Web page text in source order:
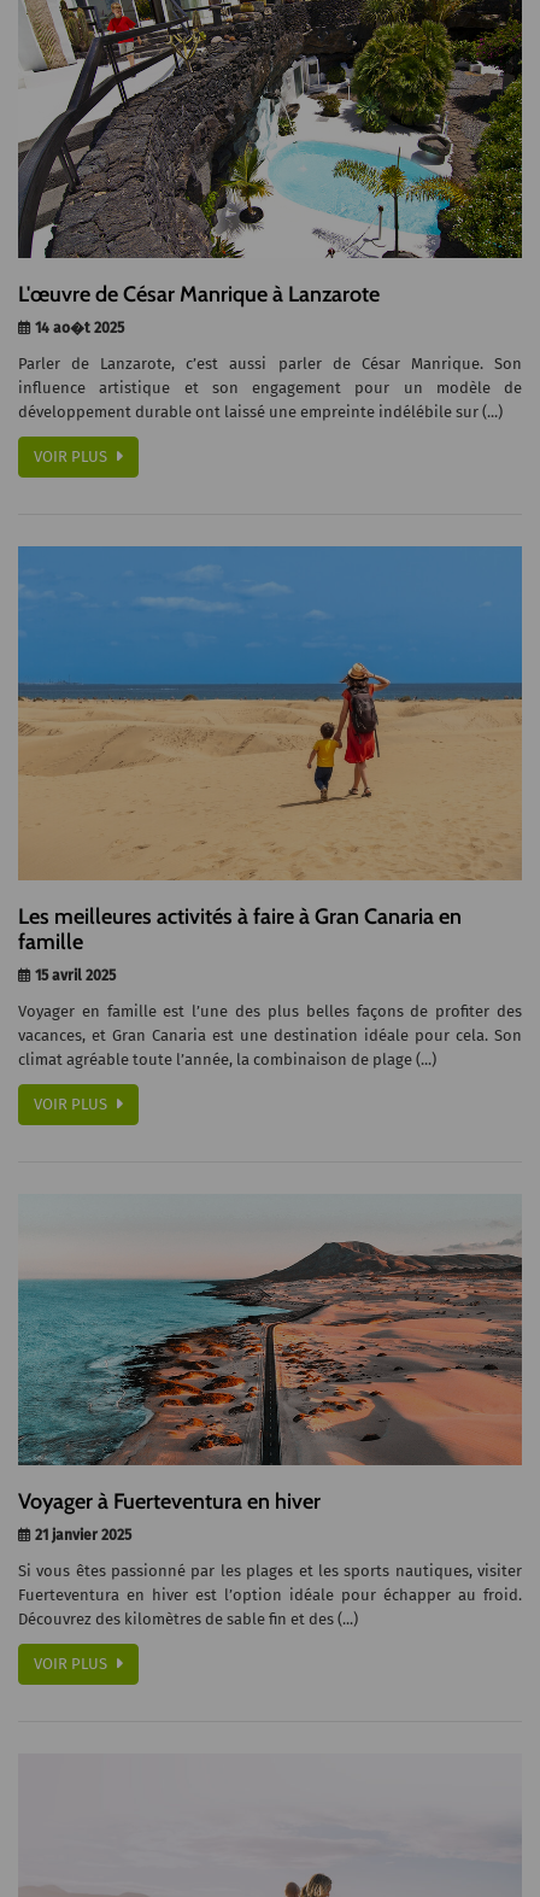
L'œuvre de César Manrique à Lanzarote
14 ao�t 2025
Parler de Lanzarote, c’est aussi parler de César Manrique. Son
influence artistique et son engagement pour un modèle de
développement durable ont laissé une empreinte indélébile sur (...)
VOIR PLUS
Les meilleures activités à faire à Gran Canaria en
famille
15 avril 2025
Voyager en famille est l’une des plus belles façons de profiter des
vacances, et Gran Canaria est une destination idéale pour cela. Son
climat agréable toute l’année, la combinaison de plage (...)
VOIR PLUS
Voyager à Fuerteventura en hiver
21 janvier 2025
Si vous êtes passionné par les plages et les sports nautiques, visiter
Fuerteventura en hiver est l’option idéale pour échapper au froid.
Découvrez des kilomètres de sable fin et des (...)
VOIR PLUS